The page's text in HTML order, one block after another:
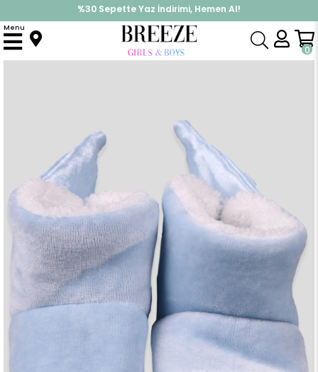
%30 Sepette Yaz İndirimi, Hemen Al!
İndirimlere ek %10 İndirimi Kap, Hemen Üye Ol!
0
Menu
Anasayfa Patik & Panduf